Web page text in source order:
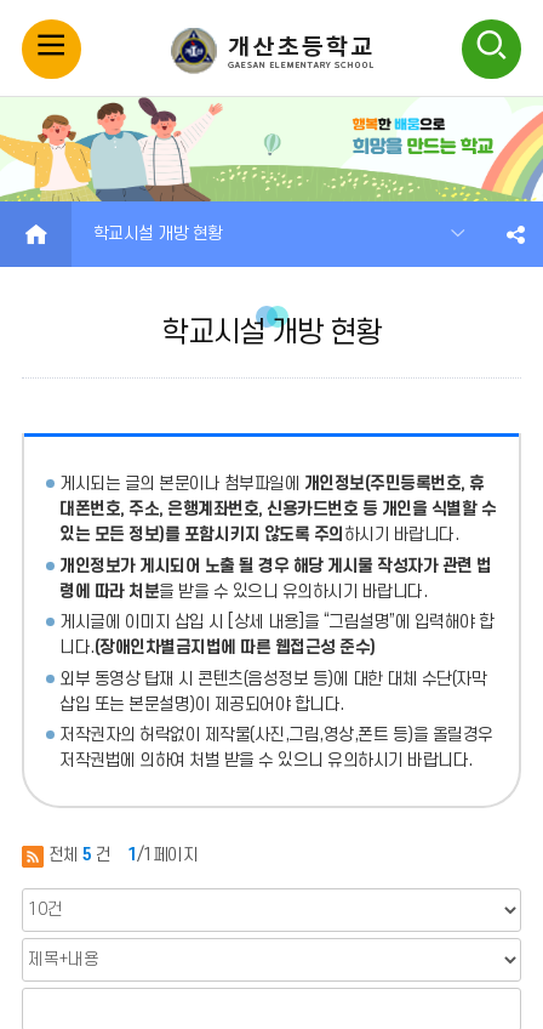
모
바
일
메
뉴
검
색
열
기
HOME 학교시설 개방 현황
학교시설 개방 현황
게시되는 글의 본문이나 첨부파일에 개인정보(주민등록번호, 휴
대폰번호, 주소, 은행계좌번호, 신용카드번호 등 개인을 식별할 수
있는 모든 정보)를 포함시키지 않도록 주의 하시기 바랍니다.
개인정보가 게시되어 노출 될 경우 해당 게시물 작성자가 관련 법
령에 따라 처분을 받을 수 있으니 유의하시기 바랍니다.
게시글에 이미지 삽입 시 [상세 내용]을 “그림설명”에 입력해야 합
니다.(장애인차별금지법에 따른 웹접근성 준수)
외부 동영상 탑재 시 콘텐츠(음성정보 등)에 대한 대체 수단(자막
삽입 또는 본문설명)이 제공되어야 합니다.
저작권자의 허락없이 제작물(사진,그림,영상,폰트 등)을 올릴경우
저작권법에 의하여 처벌 받을 수 있으니 유의하시기 바랍니다.
전체 5 건 1 /1페이지